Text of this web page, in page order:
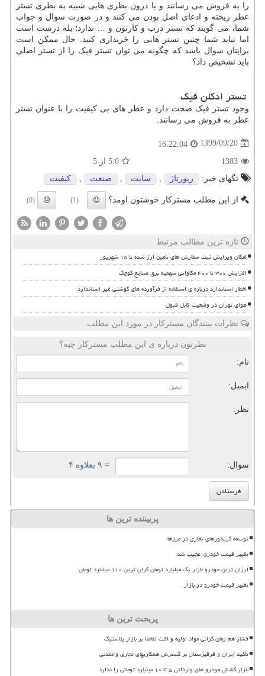
را به فروش می رسانند و یا درون بطری هایی شبیه به بطری تستر
عطر ریخته و ادعای اصل بودن می کنند و در صورت سوال و جواب
شما، می گویند که تستر درب و کارتون و … ندارد؛ بله درست است
اما نباید شما چنین تستر هایی را خریداری کنید. حال ممکن است
برایتان سوال باشد که چگونه می توان تستر فیک را از تستر اصلی
باید تشخیص داد؟
تستر ادکلن فیک
وجود تستر فیک صحت دارد و عطر های بی کیفیت را با عنوان تستر
عطر به فروش می رسانند.
1399/09/20
16:22:04
1383
5.0 از 5
تگهای خبر:
رپورتاژ سایت صنعت كیفیت
از این مطلب مسترکار خوشتون اومد؟ (1)
(0)
تازه ترین مطالب مرتبط
امکان ویرایش ثبت سفارش های تأمین ارز شده تا ۱۵ شهریور
افزایش ۳۰۰ تا ۴۰۰ مگاواتی سهمیه برق صنایع کوچک
اخطار استاندارد درباره ی استفاده از فرآورده های گوشتی غیر استاندارد
هوای تهران در وضعیت قابل قبول
نظرات بینندگان مسترکار در مورد این مطلب
نظرتون درباره ی این مطلب مسترکار چیه؟
نام:
ایمیل:
نظر:
سوال: = ۹ بعلاوه ۴
پربیننده ترین ها
توسعه کریدورهای تجاری در مرزها
تغییر قیمت خودرو، عجیب شد
ارزان ترین خودرو بازار یک میلیارد تومان گران ترین ۱۱۰ میلیارد تومان
تغییر قیمت خودرو در بازار
پربحث ترین ها
فشار هم زمان گرانی مواد اولیه و افت تقاضا بر بازار پلاستیک
تأکید ایران و قرقیزستان بر گسترش همکاریهای تجاری و معدنی
بازار کشش خودرو های وارداتی ۵ تا ۱۰ میلیارد تومانی را ندارد